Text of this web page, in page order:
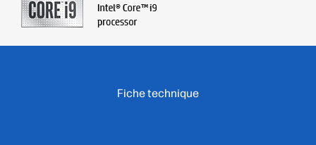
Fiche technique